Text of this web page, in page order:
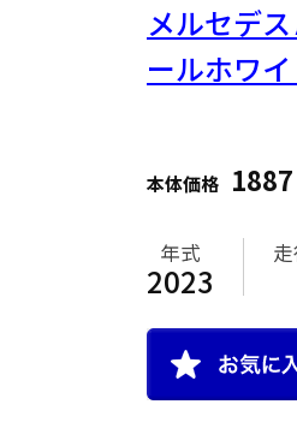
メルセデ
ールホワイ
本体価格 1887
年式
2023